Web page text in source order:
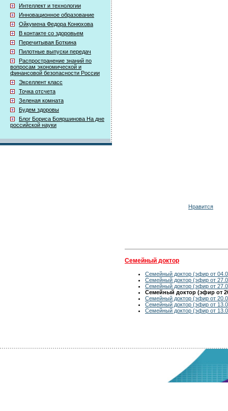
Интеллект и технологии
Инновационное образование
Ойкумена Федора Конюхова
В контакте со здоровьем
Перечитывая Боткина
Пилотные выпуски передач
Распространение знаний по
вопросам экономической и
финансовой безопасности России
Экселлент класс
Точка отсчета
Зеленая комната
Будем здоровы
Блог Бориса Бояршинова На дне
российской науки
Нравится
Семейный доктор
Семейный доктор (эфир от
Семейный доктор (эфир от
Семейный доктор (эфир от
Семейный доктор (эфир от
Семейный доктор (эфир от
Семейный доктор (эфир от
Семейный доктор (эфир от